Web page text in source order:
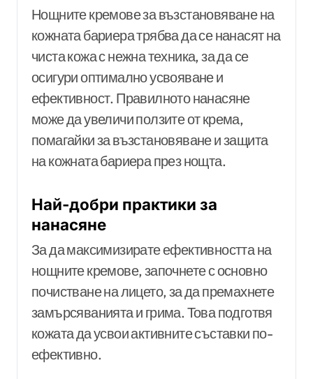
Нощните кремове за възстановяване на
кожната бариера трябва да се нанасят на
чиста кожа с нежна техника, за да се
осигури оптимално усвояване и
ефективност. Правилното нанасяне
може да увеличи ползите от крема,
помагайки за възстановяване и защита
на кожната бариера през нощта.
Най-добри практики за
нанасяне
За да максимизирате ефективността на
нощните кремове, започнете с основно
почистване на лицето, за да премахнете
замърсяванията и грима. Това подготвя
кожата да усвои активните съставки по-
ефективно.